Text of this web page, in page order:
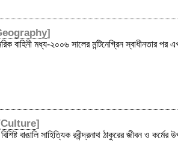
]
বাহিনী মধ্য-২০০৬ সালের মন্টিনেগ্রিন স্বাধীনতার পর
Culture]
বিশিষ্ট বাঙালি সাহিত্যিক রবীন্দ্রনাথ ঠাকুরের জীবন ও